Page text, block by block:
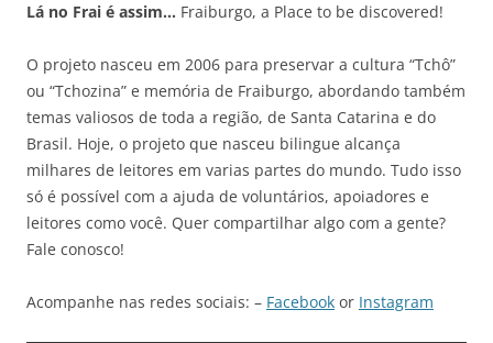
Lá no Frai é assim… Fraiburgo, a Place to be discovered!
O projeto nasceu em 2006 para preservar a cultura “Tchô”
ou “Tchozina” e memória de Fraiburgo, abordando também
temas valiosos de toda a região, de Santa Catarina e do
Brasil. Hoje, o projeto que nasceu bilingue alcança
milhares de leitores em varias partes do mundo. Tudo isso
só é possível com a ajuda de voluntários, apoiadores e
leitores como você. Quer compartilhar algo com a gente?
Fale conosco!
Acompanhe nas redes sociais: – Facebook or Instagram